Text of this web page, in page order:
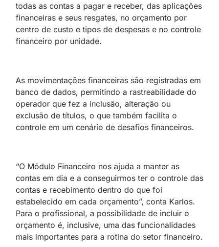
todas as contas a pagar e receber, das aplicações
financeiras e seus resgates, no orçamento por
centro de custo e tipos de despesas e no controle
financeiro por unidade.
As movimentações financeiras são registradas em
banco de dados, permitindo a rastreabilidade do
operador que fez a inclusão, alteração ou
exclusão de títulos, o que também facilita o
controle em um cenário de desafios financeiros.
“O Módulo Financeiro nos ajuda a manter as
contas em dia e a conseguirmos ter o controle das
contas e recebimento dentro do que foi
estabelecido em cada orçamento”, conta Karlos.
Para o profissional, a possibilidade de incluir o
orçamento é, inclusive, uma das funcionalidades
mais importantes para a rotina do setor financeiro.